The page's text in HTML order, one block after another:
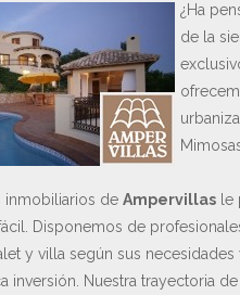
¿Ha
de la
inmobiliarios de Ampervillas le
Disponemos de
y villa según sus
inversión. Nuestra trayectoria